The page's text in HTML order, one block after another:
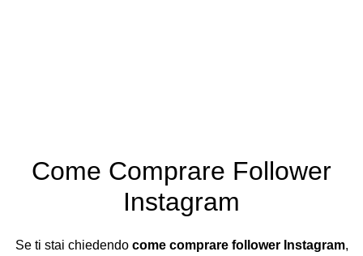
Come Comprare Follower
Instagram
Se ti stai chiedendo come comprare follower Instagram,